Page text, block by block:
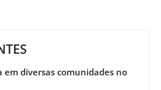
em diversas comunidades no